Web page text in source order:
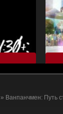
» Ванпанчмен: Путь становления героя (OVA)